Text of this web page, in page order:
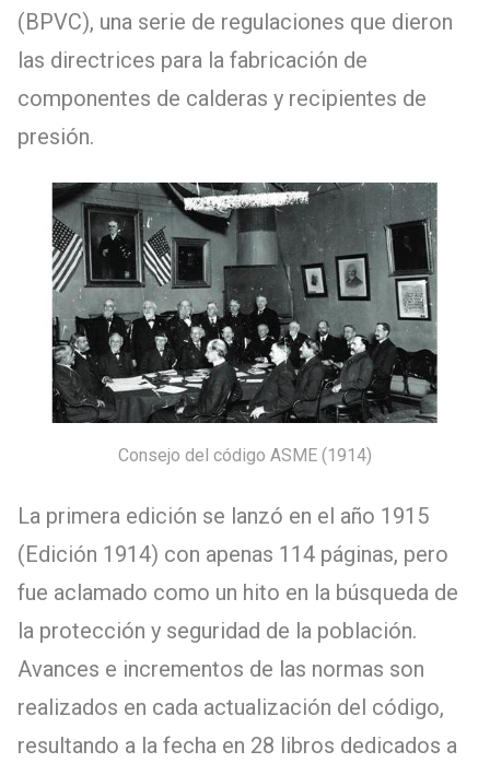
(BPVC), una serie de regulaciones que dieron
las directrices para la fabricación de
componentes de calderas y recipientes de
presión.
Consejo del código ASME (1914)
La primera edición se lanzó en el año 1915
(Edición 1914) con apenas 114 páginas, pero
fue aclamado como un hito en la búsqueda de
la protección y seguridad de la población.
Avances e incrementos de las normas son
realizados en cada actualización del código,
resultando a la fecha en 28 libros dedicados a